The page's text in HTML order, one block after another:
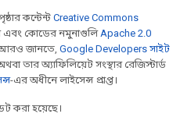
কন্টেন্ট Creative Commons
এবং কোডের নমুনাগুলিApache 2.0
আরও জানতে, Google Developers সাইট
তার অ্যাফিলিয়েট সংস্থার রেজিস্টার্ড
-এর অধীনে লাইসেন্স প্রাপ্ত।
করা হয়েছে।